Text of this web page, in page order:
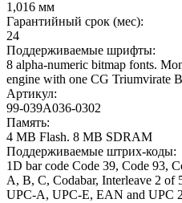
1,016 мм
Гарантийный срок (мес):
24
Поддерживаемые шрифты:
8 alpha-numeric bitmap fonts.
engine with one CG Triumvirate
Артикул:
99-039A036-0302
Память:
4 MB Flash. 8 MB SDRAM
Поддерживаемые штрих-коды:
1D bar code Code 39, Code 93,
A, B, C, Codabar, Interleave 2
UPC-A, UPC-E, EAN and UPC